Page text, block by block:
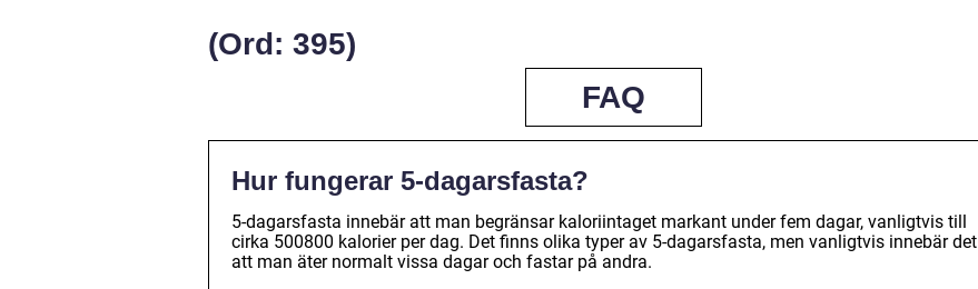
(Ord: 395)
FAQ
Hur fungerar 5-dagarsfasta?
5-dagarsfasta innebär att man begränsar kaloriintaget markant under fem dagar, vanligtvis till
cirka 500800 kalorier per dag. Det finns olika typer av 5-dagarsfasta, men vanligtvis innebär det
att man äter normalt vissa dagar och fastar på andra.